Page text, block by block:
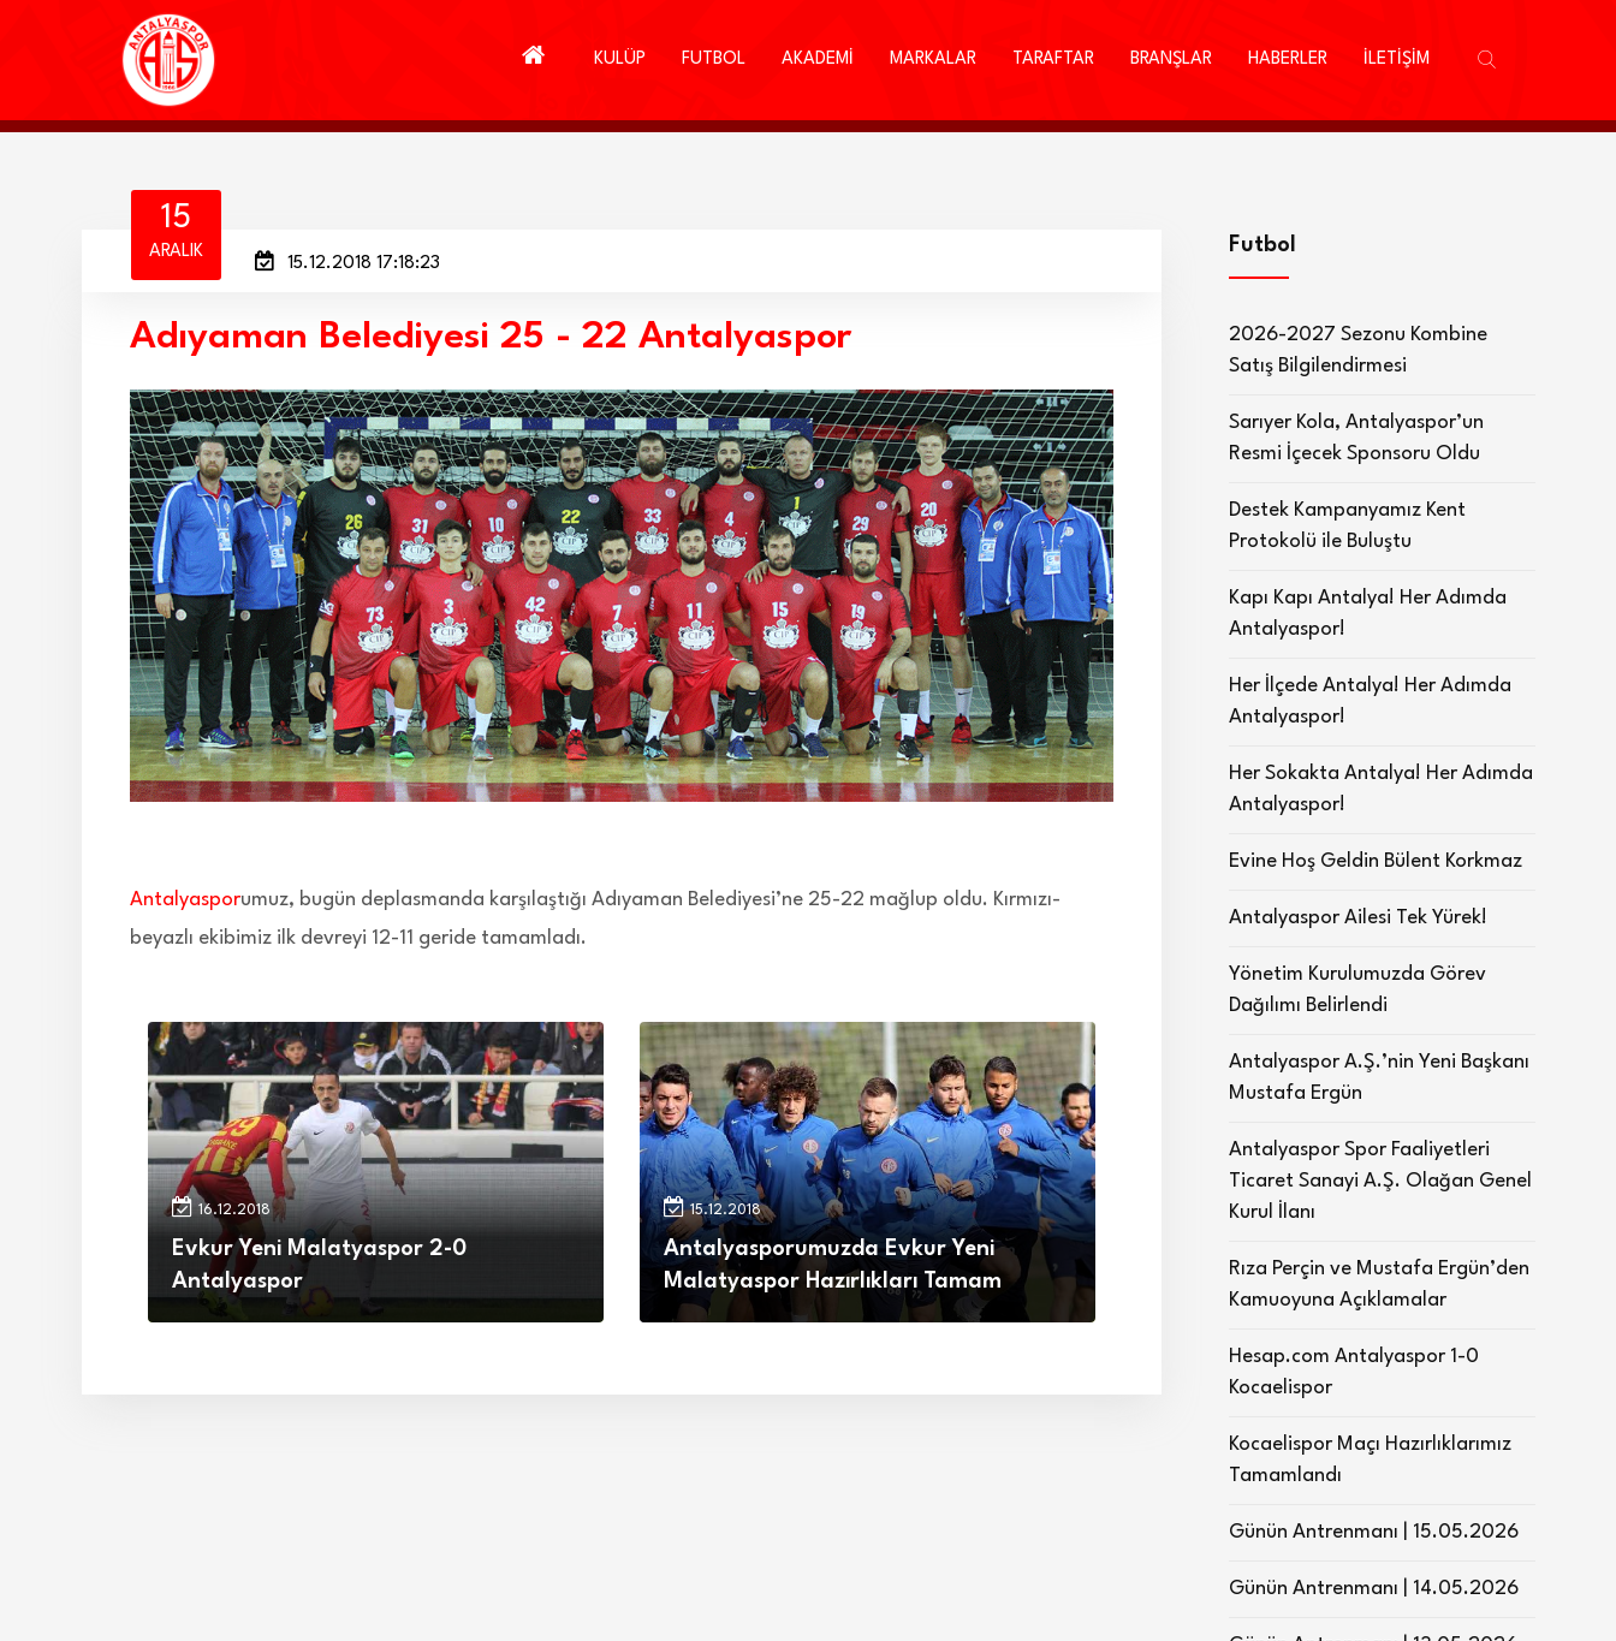
KULÜP FUTBOL AKADEMİ MARKALAR TARAFTAR BRANŞLAR HABERLER İLETİŞİM
15
ARALIK
15.12.2018 17:18:23
Adıyaman Belediyesi 25 - 22 Antalyaspor
Antalyasporumuz, bugün deplasmanda karşılaştığı Adıyaman Belediyesi’ne 25-22 mağlup oldu. Kırmızı-
beyazlı ekibimiz ilk devreyi 12-11 geride tamamladı.
16.12.2018
Evkur Yeni Malatyaspor 2-0
Antalyaspor
15.12.2018
Antalyasporumuzda Evkur Yeni
Malatyaspor Hazırlıkları Tamam
Futbol
2026-2027 Sezonu Kombine
Satış Bilgilendirmesi
Sarıyer Kola, Antalyaspor’un
Resmi İçecek Sponsoru Oldu
Destek Kampanyamız Kent
Protokolü ile Buluştu
Kapı Kapı Antalya! Her Adımda
Antalyaspor!
Her İlçede Antalya! Her Adımda
Antalyaspor!
Her Sokakta Antalya! Her Adımda
Antalyaspor!
Evine Hoş Geldin Bülent Korkmaz
Antalyaspor Ailesi Tek Yürek!
Yönetim Kurulumuzda Görev
Dağılımı Belirlendi
Antalyaspor A.Ş.’nin Yeni Başkanı
Mustafa Ergün
Antalyaspor Spor Faaliyetleri
Ticaret Sanayi A.Ş. Olağan Genel
Kurul İlanı
Rıza Perçin ve Mustafa Ergün’den
Kamuoyuna Açıklamalar
Hesap.com Antalyaspor 1-0
Kocaelispor
Kocaelispor Maçı Hazırlıklarımız
Tamamlandı
Günün Antrenmanı | 15.05.2026
Günün Antrenmanı | 14.05.2026